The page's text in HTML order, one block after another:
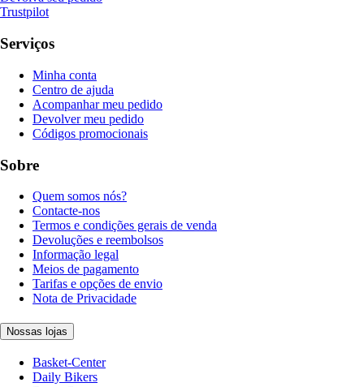
Trustpilot
Serviços
Minha conta
Centro de ajuda
Acompanhar meu pedido
Devolver meu pedido
Códigos promocionais
Sobre
Quem somos nós?
Contacte-nos
Termos e condições gerais de venda
Devoluções e reembolsos
Informação legal
Meios de pagamento
Tarifas e opções de envio
Nota de Privacidade
Nossas lojas
Basket-Center
Daily Bikers